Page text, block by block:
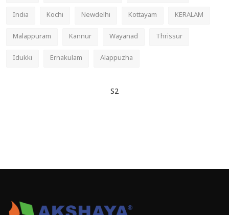
India Kochi Newdelhi Kottayam KERALAM
Malappuram Kannur Wayanad Thrissur
Idukki Ernakulam Alappuzha
S2